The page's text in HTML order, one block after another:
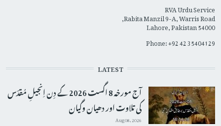
RVA Urdu Service
Rabita Manzil 9-A, Warris Road,
Lahore, Pakistan 54000
Phone: +92 42 35404129
LATEST
آج مورخہ 8 اگست 2026 کے دِن اِنجیلِ مُقدّس
کی تلاوت اور دھیان وگیان
Aug 08, 2026